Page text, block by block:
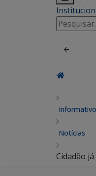
Pesquisar
por:
Notícias
Cidadão